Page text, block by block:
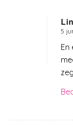
5
En